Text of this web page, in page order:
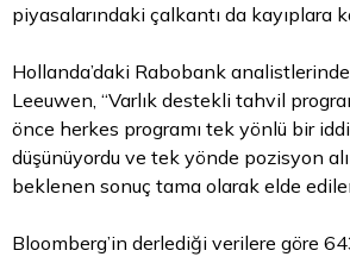
piyasalarındaki çalkantı da kayıplara
Hollanda’daki Rabobank
Leeuwen, “Varlık destekli tahvil
önce herkes programı tek yönlü bir
düşünüyordu ve tek yönde pozisyon
beklenen sonuç tama olarak elde
Bloomberg’in derlediği verilere göre